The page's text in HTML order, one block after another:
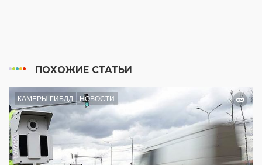
ПОХОЖИЕ СТАТЬИ
КАМЕРЫ ГИБДД НОВОСТИ